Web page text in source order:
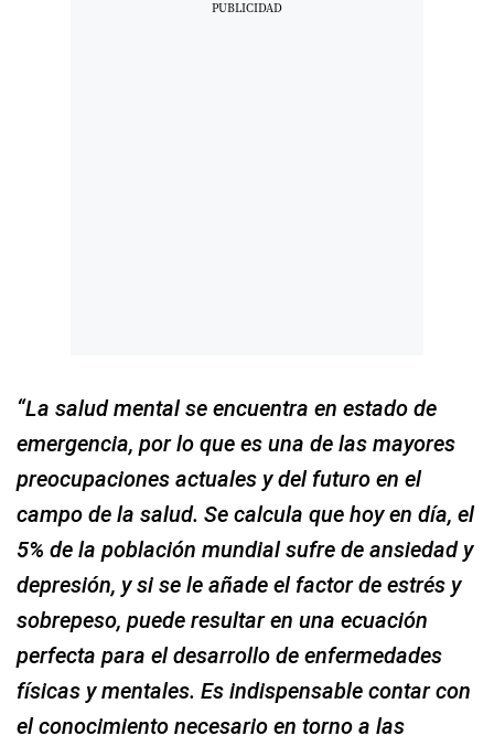
“La salud mental se encuentra en estado de
emergencia, por lo que es una de las mayores
preocupaciones actuales y del futuro en el
campo de la salud. Se calcula que hoy en día, el
5% de la población mundial sufre de ansiedad y
depresión, y si se le añade el factor de estrés y
sobrepeso, puede resultar en una ecuación
perfecta para el desarrollo de enfermedades
físicas y mentales. Es indispensable contar con
el conocimiento necesario en torno a las